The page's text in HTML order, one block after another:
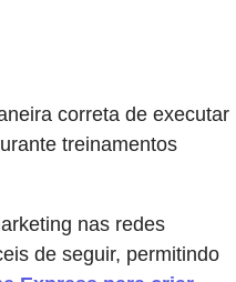
correta de executar
treinamentos
nas redes
de seguir, permitindo